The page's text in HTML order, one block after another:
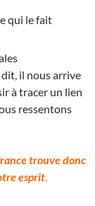
qui le fait
il nous arrive
à tracer un lien
ressentons
trouve donc
esprit